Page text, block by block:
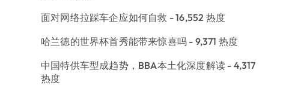
面对网络拉踩车企应如何自救 - 16,552 热度
哈兰德的世界杯首秀能带来惊喜吗 - 9,371 热度
中国特供车型成趋势，BBA本土化深度解读 - 4,317
热度